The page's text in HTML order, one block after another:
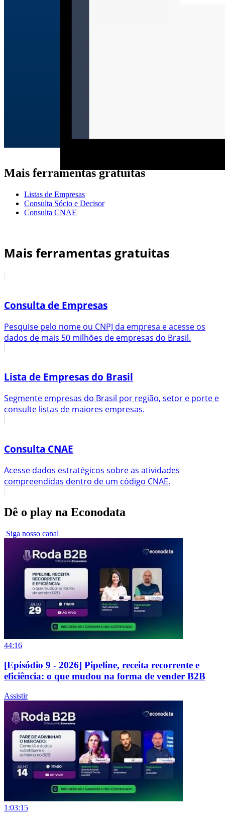
Mais ferramentas gratuitas
Listas de Empresas
Consulta Sócio e Decisor
Consulta CNAE
Mais ferramentas gratuitas
Consulta de Empresas
Pesquise pelo nome ou CNPJ da empresa e acesse os
dados de mais 50 milhões de empresas do Brasil.
Lista de Empresas do Brasil
Segmente empresas do Brasil por região, setor e porte e
consulte listas de maiores empresas.
Consulta CNAE
Acesse dados estratégicos sobre as atividades
compreendidas dentro de um código CNAE.
Dê o play na Econodata
Siga nosso canal
44:16
[Episódio 9 - 2026] Pipeline, receita recorrente e
eficiência: o que mudou na forma de vender B2B
Assistir
1:03:15